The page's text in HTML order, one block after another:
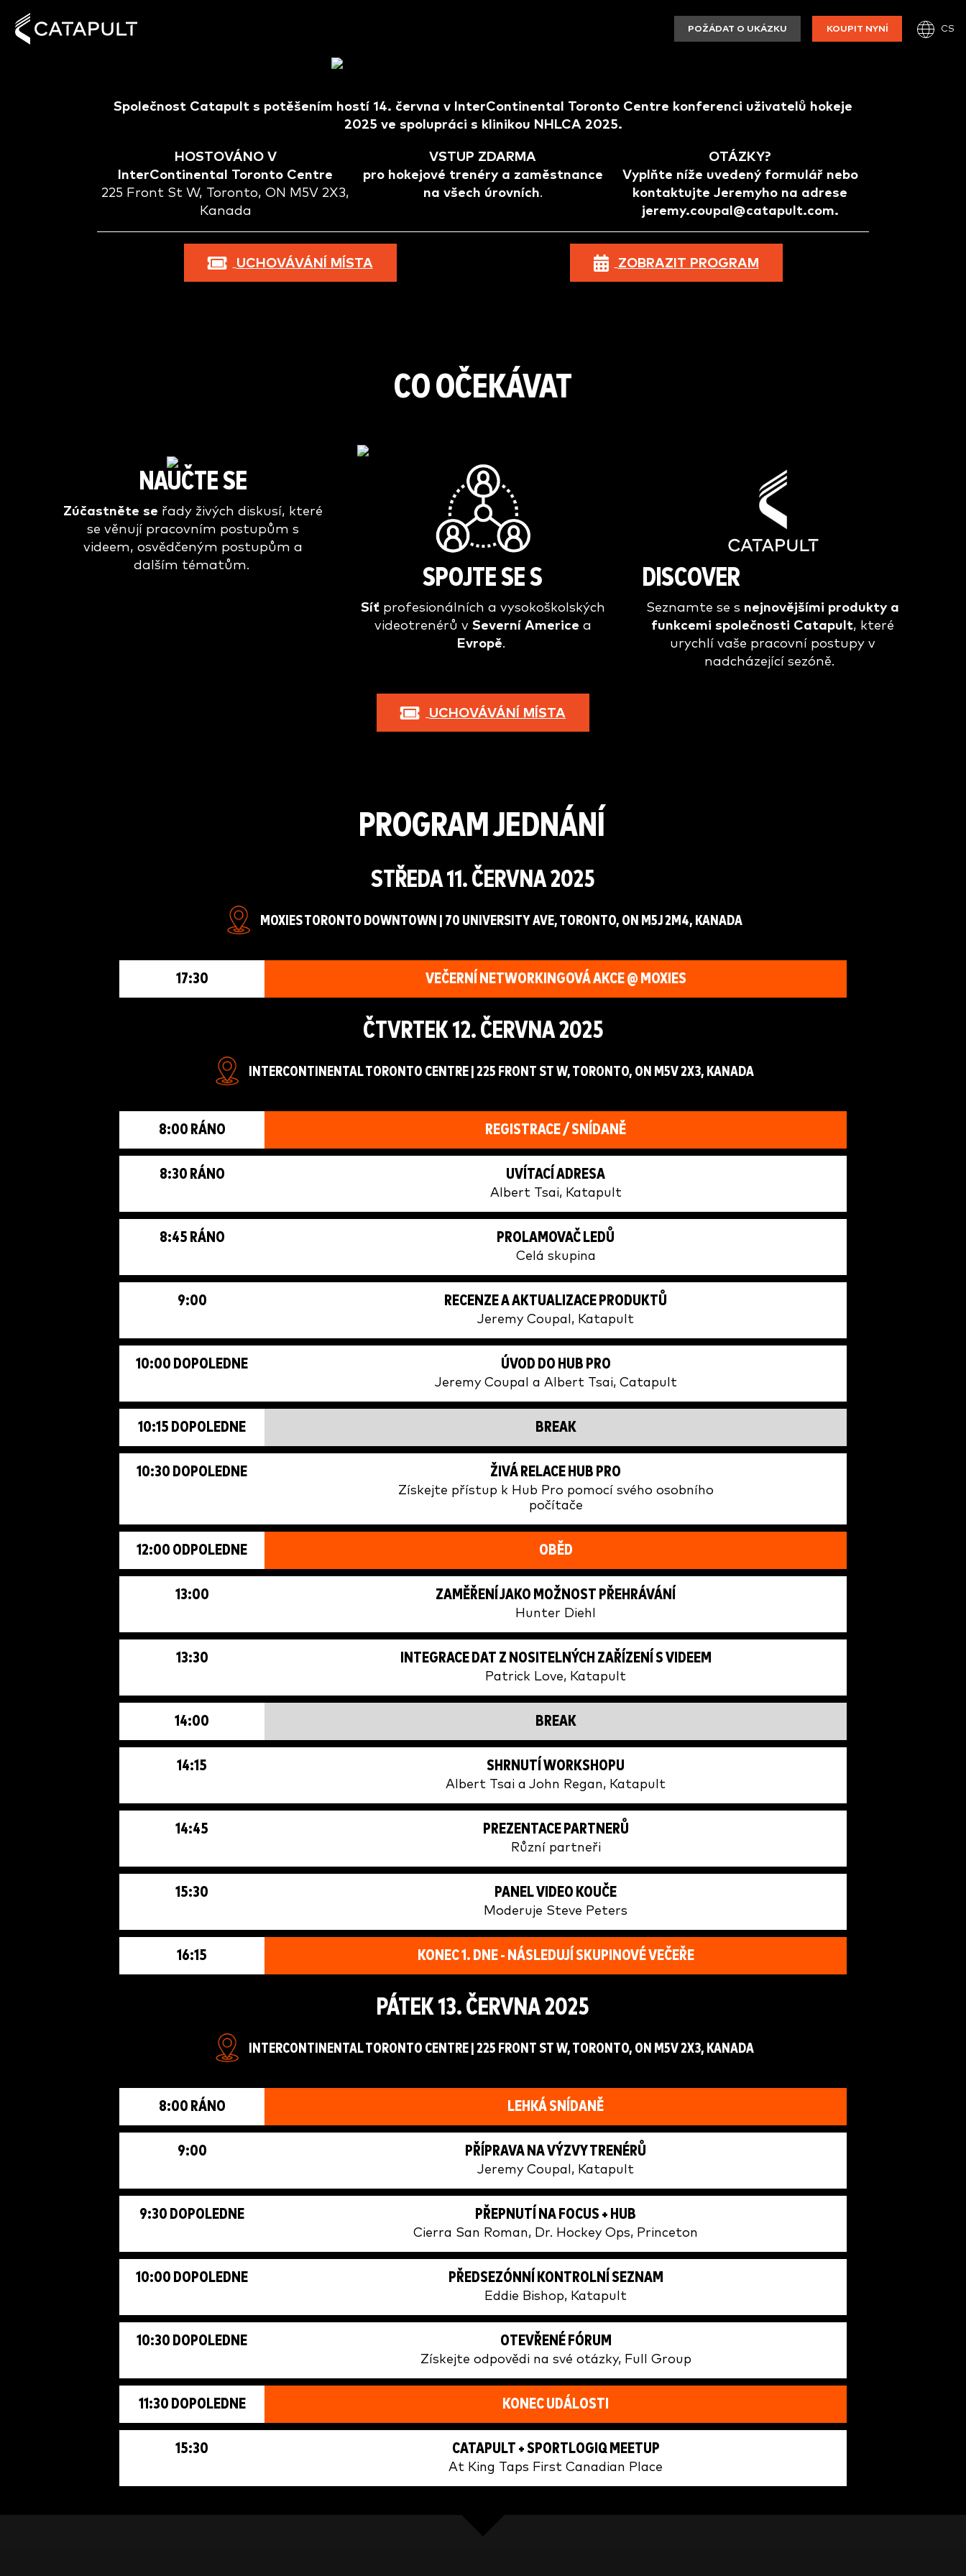
POŽÁDAT O UKÁZKU KOUPIT NYNÍ CS
Společnost Catapult s potěšením hostí 14. června v InterContinental Toronto Centre konferenci uživatelů hokeje
2025 ve spolupráci s klinikou NHLCA 2025.
HOSTOVÁNO V
InterContinental Toronto Centre
225 Front St W, Toronto, ON M5V 2X3,
Kanada
VSTUP ZDARMA
pro hokejové trenéry a zaměstnance
na všech úrovních.
OTÁZKY?
Vyplňte níže uvedený formulář nebo
kontaktujte Jeremyho na adrese
jeremy.coupal@catapult.com.
UCHOVÁVÁNÍ MÍSTA ZOBRAZIT PROGRAM
CO OČEKÁVAT
NAUČTE SE
Zúčastněte se řady živých diskusí, které
se věnují pracovním postupům s
videem, osvědčeným postupům a
dalším tématům.
SPOJTE SE S
Síťprofesionálních a vysokoškolských
videotrenérů v Severní Americe a
Evropě.
DISCOVER
Seznamte se s nejnovějšími produkty a
funkcemi společnosti Catapult, které
urychlí vaše pracovní postupy v
nadcházející sezóně.
UCHOVÁVÁNÍ MÍSTA
PROGRAM JEDNÁNÍ
STŘEDA 11. ČERVNA 2025
MOXIES TORONTO DOWNTOWN | 70 UNIVERSITY AVE, TORONTO, ON M5J 2M4, KANADA
17:30 VEČERNÍ NETWORKINGOVÁ AKCE @ MOXIES
ČTVRTEK 12. ČERVNA 2025
INTERCONTINENTAL TORONTO CENTRE | 225 FRONT ST W, TORONTO, ON M5V 2X3, KANADA
8:00 RÁNO REGISTRACE / SNÍDANĚ
8:30 RÁNO UVÍTACÍ ADRESA
Albert Tsai, Katapult
8:45 RÁNO PROLAMOVAČ LEDŮ
Celá skupina
9:00 RECENZE A AKTUALIZACE PRODUKTŮ
Jeremy Coupal, Katapult
10:00 DOPOLEDNE ÚVOD DO HUB PRO
Jeremy Coupal a Albert Tsai, Catapult
10:15 DOPOLEDNE BREAK
10:30 DOPOLEDNE ŽIVÁ RELACE HUB PRO
Získejte přístup k Hub Pro pomocí svého osobního
počítače
12:00 ODPOLEDNE OBĚD
13:00 ZAMĚŘENÍ JAKO MOŽNOST PŘEHRÁVÁNÍ
Hunter Diehl
13:30 INTEGRACE DAT Z NOSITELNÝCH ZAŘÍZENÍ S VIDEEM
Patrick Love, Katapult
14:00 BREAK
14:15 SHRNUTÍ WORKSHOPU
Albert Tsai a John Regan, Katapult
14:45 PREZENTACE PARTNERŮ
Různí partneři
15:30 PANEL VIDEO KOUČE
Moderuje Steve Peters
16:15 KONEC 1. DNE - NÁSLEDUJÍ SKUPINOVÉ VEČEŘE
PÁTEK 13. ČERVNA 2025
INTERCONTINENTAL TORONTO CENTRE | 225 FRONT ST W, TORONTO, ON M5V 2X3, KANADA
8:00 RÁNO LEHKÁ SNÍDANĚ
9:00 PŘÍPRAVA NA VÝZVY TRENÉRŮ
Jeremy Coupal, Katapult
9:30 DOPOLEDNE PŘEPNUTÍ NA FOCUS + HUB
Cierra San Roman, Dr. Hockey Ops, Princeton
10:00 DOPOLEDNE PŘEDSEZÓNNÍ KONTROLNÍ SEZNAM
Eddie Bishop, Katapult
10:30 DOPOLEDNE OTEVŘENÉ FÓRUM
Získejte odpovědi na své otázky, Full Group
11:30 DOPOLEDNE KONEC UDÁLOSTI
15:30 CATAPULT + SPORTLOGIQ MEETUP
At King Taps First Canadian Place